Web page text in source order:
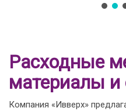
Расходные
материалы и
Компания «Ивверх»